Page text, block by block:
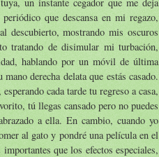
que descansa en mi regazo,
descubierto, mostrando mis oscuros
tratando de disimular mi turbación,
hablando por un móvil de última
derecha delata que estás casado.
cada tarde tu regreso a casa,
tú llegas cansado pero no puedes
a ella. En cambio, cuando yo
al gato y pondré una película en el
que los efectos especiales,